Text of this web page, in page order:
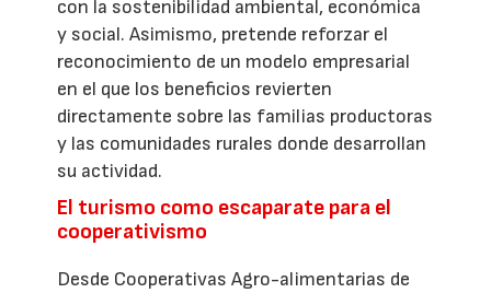
con la sostenibilidad ambiental, económica
y social. Asimismo, pretende reforzar el
reconocimiento de un modelo empresarial
en el que los beneficios revierten
directamente sobre las familias productoras
y las comunidades rurales donde desarrollan
su actividad.
El turismo como escaparate para el
cooperativismo
Desde Cooperativas Agro-alimentarias de